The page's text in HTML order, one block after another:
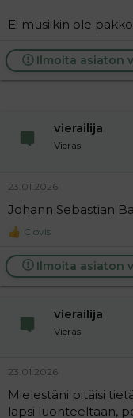
Ei musiikin ole
Ilmoita asiaton
vierailija
Vieras
23.01.2026
Johann Sebastian
R
a
c
t
Clovis
Ilmoita asiaton
vierailija
Vieras
23.01.2026
Mielestäni pitäisi
lapsi luonteeltaan,